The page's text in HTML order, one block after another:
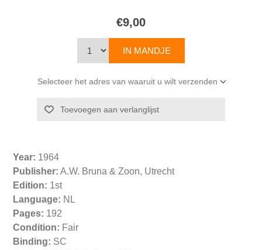
€9,00
Selecteer het adres van waaruit u wilt verzenden
Year: 1964
Publisher: A.W. Bruna & Zoon, Utrecht
Edition: 1st
Language: NL
Pages: 192
Condition: Fair
Binding: SC